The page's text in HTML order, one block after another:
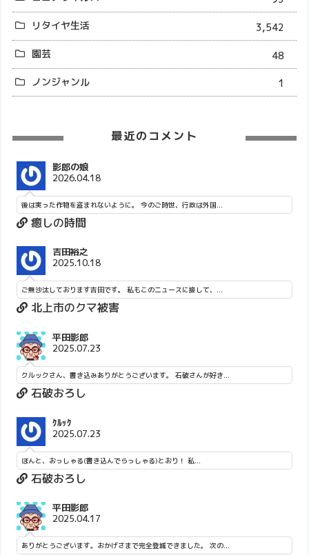
リタイヤ生活
3,542
園芸
48
ノンジャンル
1
最近のコメント
影郎の娘
2026.04.18
後は実った作物を盗まれないように。 今のご時世、行政は外国...
癒しの時間
吉田裕之
2025.10.18
ご無沙汰しております吉田です。 私もこのニュースに接して、...
北上市のクマ被害
平田影郎
2025.07.23
クルックさん、書き込みありがとうございます。 石破さんが好き...
石破おろし
ｸﾙｯｸ
2025.07.23
ほんと、おっしゃる(書き込んでらっしゃる)とおり！ 私...
石破おろし
平田影郎
2025.04.17
ありがとうございます。おかげさまで完全登城できました。 次の...